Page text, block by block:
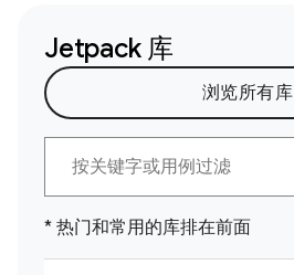
Jetpack 库
浏览所有库
* 热门和常用的库排在前面